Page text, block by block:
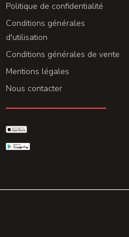
Politique de confidentialité
Conditions générales
d'utilisation
Conditions générales de vente
Mentions légales
Nous contacter